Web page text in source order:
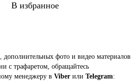
В избранное
дополнительных фото и видео материалов
с трафаретом, обращайтесь
менеджеру в Viber или Telegram: